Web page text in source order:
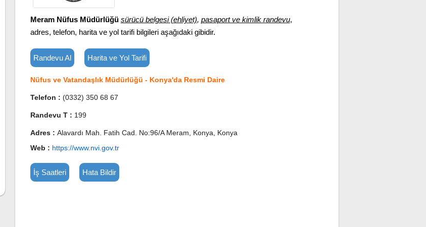
Meram Nüfus Müdürlüğü sürücü belgesi (ehliyet), pasaport ve kimlik randevu,
adres, telefon, harita ve yol tarifi bilgileri aşağıdaki gibidir.
Randevu Al Harita ve Yol Tarifi
Nüfus ve Vatandaşlık Müdürlüğü - Konya'da Resmi Daire
Telefon : (0332) 350 68 67
Randevu T : 199
Adres : Alavardı Mah. Fatih Cad. No:96/A Meram, Konya, Konya
Web : https://www.nvi.gov.tr
İş Saatleri Hata Bildir